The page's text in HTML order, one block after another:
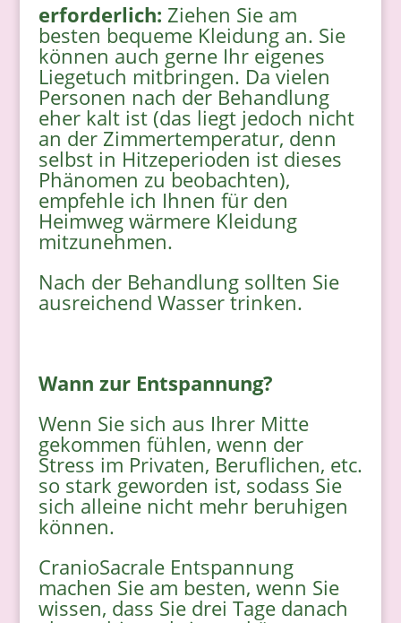
erforderlich: Ziehen Sie am
besten bequeme Kleidung an. Sie
können auch gerne Ihr eigenes
Liegetuch mitbringen. Da vielen
Personen nach der Behandlung
eher kalt ist (das liegt jedoch nicht
an der Zimmertemperatur, denn
selbst in Hitzeperioden ist dieses
Phänomen zu beobachten),
empfehle ich Ihnen für den
Heimweg wärmere Kleidung
mitzunehmen.
Nach der Behandlung sollten Sie
ausreichend Wasser trinken.
Wann zur Entspannung?
Wenn Sie sich aus Ihrer Mitte
gekommen fühlen, wenn der
Stress im Privaten, Beruflichen, etc.
so stark geworden ist, sodass Sie
sich alleine nicht mehr beruhigen
können.
CranioSacrale Entspannung
machen Sie am besten, wenn Sie
wissen, dass Sie drei Tage danach